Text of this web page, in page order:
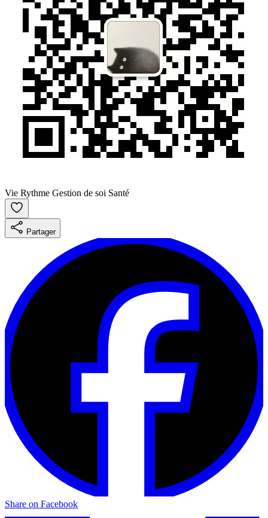
Vie Rythme Gestion de soi Santé
Partager
Share on Facebook